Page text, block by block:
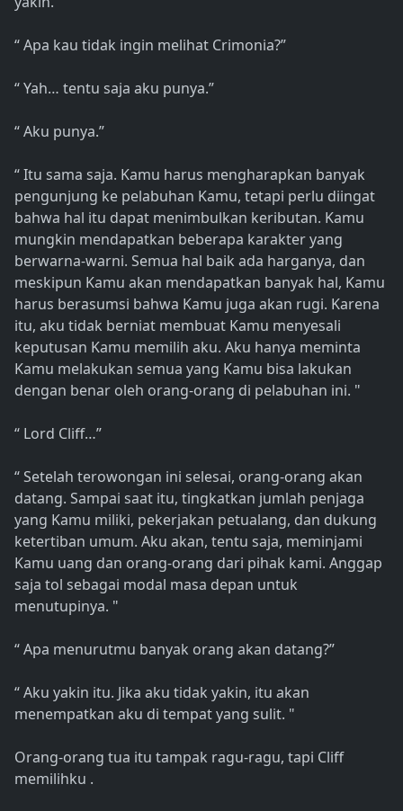
“ Apa kau tidak ingin melihat Crimonia?”
“ Yah… tentu saja aku punya.”
“ Aku punya.”
“ Itu sama saja. Kamu harus mengharapkan banyak
pengunjung ke pelabuhan Kamu, tetapi perlu diingat
bahwa hal itu dapat menimbulkan keributan. Kamu
mungkin mendapatkan beberapa karakter yang
berwarna-warni. Semua hal baik ada harganya, dan
meskipun Kamu akan mendapatkan banyak hal, Kamu
harus berasumsi bahwa Kamu juga akan rugi. Karena
itu, aku tidak berniat membuat Kamu menyesali
keputusan Kamu memilih aku. Aku hanya meminta
Kamu melakukan semua yang Kamu bisa lakukan
dengan benar oleh orang-orang di pelabuhan ini. "
“ Lord Cliff…”
“ Setelah terowongan ini selesai, orang-orang akan
datang. Sampai saat itu, tingkatkan jumlah penjaga
yang Kamu miliki, pekerjakan petualang, dan dukung
ketertiban umum. Aku akan, tentu saja, meminjami
Kamu uang dan orang-orang dari pihak kami. Anggap
saja tol sebagai modal masa depan untuk
menutupinya. "
“ Apa menurutmu banyak orang akan datang?”
“ Aku yakin itu. Jika aku tidak yakin, itu akan
menempatkan aku di tempat yang sulit. "
Orang-orang tua itu tampak ragu-ragu, tapi Cliff
memilihku .